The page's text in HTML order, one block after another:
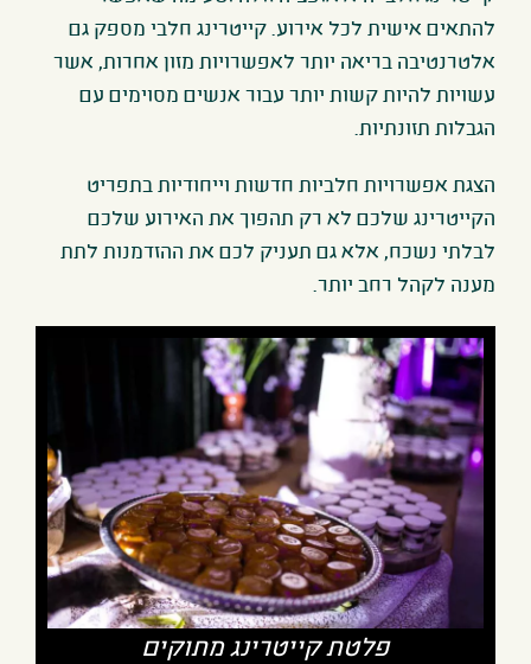
להתאים אישית לכל אירוע. קייטרינג חלבי מספק גם
אלטרנטיבה בריאה יותר לאפשרויות מזון אחרות, אשר
עשויות להיות קשות יותר עבור אנשים מסוימים עם
הגבלות תזונתיות.
הצגת אפשרויות חלביות חדשות וייחודיות בתפריט
הקייטרינג שלכם לא רק תהפוך את האירוע שלכם
לבלתי נשכח, אלא גם תעניק לכם את ההזדמנות לתת
מענה לקהל רחב יותר.
פלטת קייטרינג מתוקים